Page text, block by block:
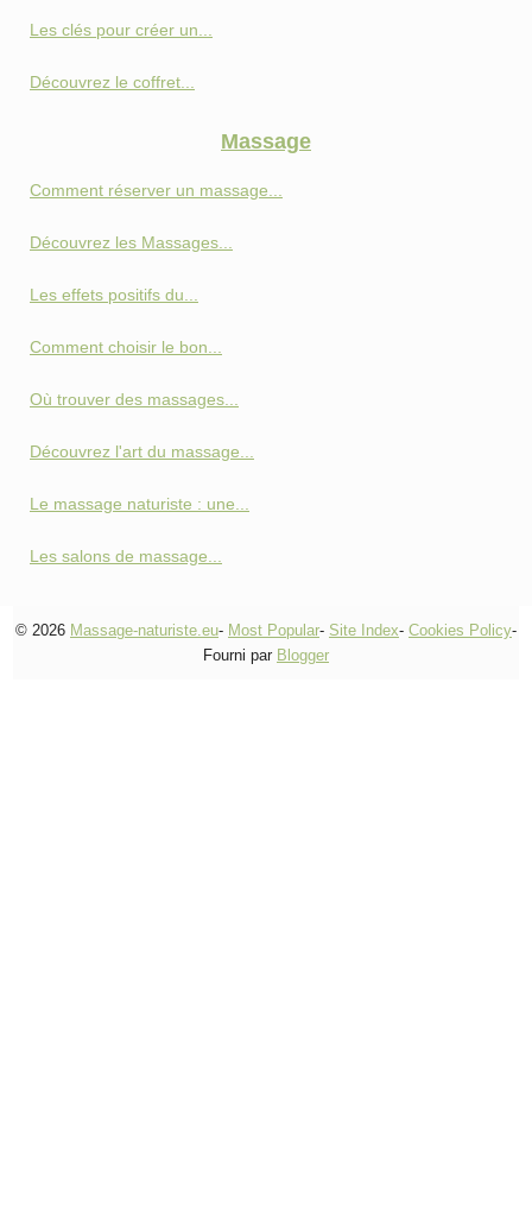
Les clés pour créer un...
Découvrez le coffret...
Massage
Comment réserver un massage...
Découvrez les Massages...
Les effets positifs du...
Comment choisir le bon...
Où trouver des massages...
Découvrez l'art du massage...
Le massage naturiste : une...
Les salons de massage...
© 2026 Massage-naturiste.eu- Most Popular- Site Index- Cookies Policy-
Fourni par Blogger